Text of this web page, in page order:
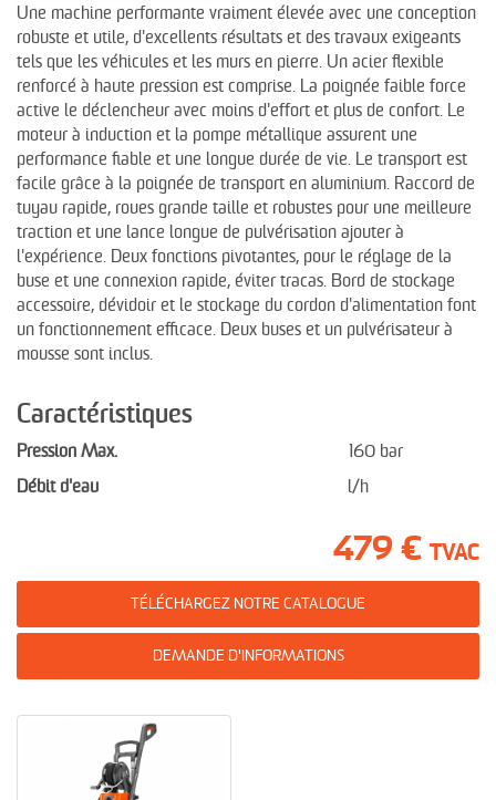
Une machine performante vraiment élevée avec une conception
robuste et utile, d'excellents résultats et des travaux exigeants
tels que les véhicules et les murs en pierre. Un acier flexible
renforcé à haute pression est comprise. La poignée faible force
active le déclencheur avec moins d'effort et plus de confort. Le
moteur à induction et la pompe métallique assurent une
performance fiable et une longue durée de vie. Le transport est
facile grâce à la poignée de transport en aluminium. Raccord de
tuyau rapide, roues grande taille et robustes pour une meilleure
traction et une lance longue de pulvérisation ajouter à
l'expérience. Deux fonctions pivotantes, pour le réglage de la
buse et une connexion rapide, éviter tracas. Bord de stockage
accessoire, dévidoir et le stockage du cordon d'alimentation font
un fonctionnement efficace. Deux buses et un pulvérisateur à
mousse sont inclus.
Caractéristiques
Pression Max.
160 bar
Débit d'eau
l/h
479 € TVAC
TÉLÉCHARGEZ NOTRE CATALOGUE
DEMANDE D'INFORMATIONS